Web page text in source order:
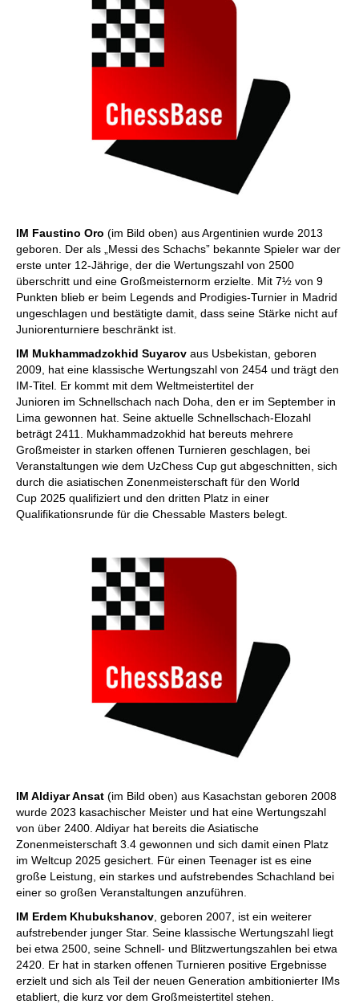
IM Faustino Oro (im Bild oben) aus Argentinien wurde 2013
geboren. Der als „Messi des Schachs” bekannte Spieler war der
erste unter 12-Jährige, der die Wertungszahl von 2500
überschritt und eine Großmeisternorm erzielte. Mit 7½ von 9
Punkten blieb er beim Legends and Prodigies-Turnier in Madrid
ungeschlagen und bestätigte damit, dass seine Stärke nicht auf
Juniorenturniere beschränkt ist.
IM Mukhammadzokhid Suyarov aus Usbekistan, geboren
2009, hat eine klassische Wertungszahl von 2454 und trägt den
IM-Titel. Er kommt mit dem Weltmeistertitel der
Junioren im Schnellschach nach Doha, den er im September in
Lima gewonnen hat. Seine aktuelle Schnellschach-Elozahl
beträgt 2411. Mukhammadzokhid hat bereuts mehrere
Großmeister in starken offenen Turnieren geschlagen, bei
Veranstaltungen wie dem UzChess Cup gut abgeschnitten, sich
durch die asiatischen Zonenmeisterschaft für den World
Cup 2025 qualifiziert und den dritten Platz in einer
Qualifikationsrunde für die Chessable Masters belegt.
IM Aldiyar Ansat (im Bild oben) aus Kasachstan geboren 2008
wurde 2023 kasachischer Meister und hat eine Wertungszahl
von über 2400. Aldiyar hat bereits die Asiatische
Zonenmeisterschaft 3.4 gewonnen und sich damit einen Platz
im Weltcup 2025 gesichert. Für einen Teenager ist es eine
große Leistung, ein starkes und aufstrebendes Schachland bei
einer so großen Veranstaltungen anzuführen.
IM Erdem Khubukshanov , geboren 2007, ist ein weiterer
aufstrebender junger Star. Seine klassische Wertungszahl liegt
bei etwa 2500, seine Schnell- und Blitzwertungszahlen bei etwa
2420. Er hat in starken offenen Turnieren positive Ergebnisse
erzielt und sich als Teil der neuen Generation ambitionierter IMs
etabliert, die kurz vor dem Großmeistertitel stehen.